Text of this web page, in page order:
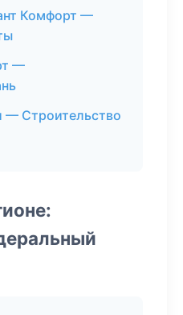
Комфорт —
—
Строительство